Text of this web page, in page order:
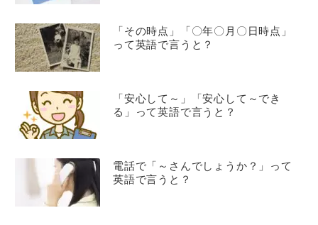
「その時点」「〇年〇月〇日時点」
って英語で言うと？
「安心して～」「安心して～でき
る」って英語で言うと？
電話で「～さんでしょうか？」って
英語で言うと？